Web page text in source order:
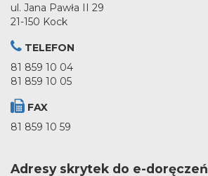
ul. Jana Pawła II 29
21-150 Kock
TELEFON
81 859 10 04
81 859 10 05
FAX
81 859 10 59
Adresy skrytek do e-doręczeń